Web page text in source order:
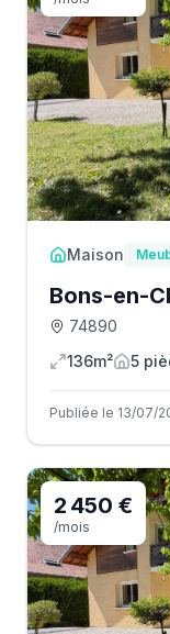
Maison
Bons-en-
74890
136m²
5
Publiée le 13/07/
2 450 €
/mois